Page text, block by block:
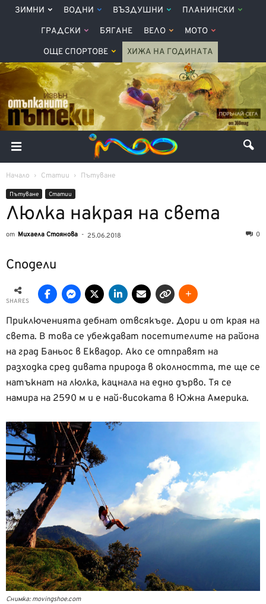
ЗИМНИ ВОДНИ ВЪЗДУШНИ ПЛАНИНСКИ
ГРАДСКИ БЯГАНЕ ВЕЛО МОТО
ОЩЕ СПОРТОВЕ ХИЖА НА ГОДИНАТА
Начало Статии Пътуване
Пътуване Статии
Люлка накрая на света
от Михаела Стоянова - 25.06.2018 0
Сподели
SHARES
Приключенията дебнат отвсякъде. Дори и от края на
света. В това се убеждават посетителите на района
на град Баньос в Еквадор. Ако се отправят на
разходка сред дивата природа в околността, те ще се
натъкнат на люлка, кацнала на едно дърво. Тя се
намира на 2590 м и е най-високата в Южна Америка.
Снимка: movingshoe.com